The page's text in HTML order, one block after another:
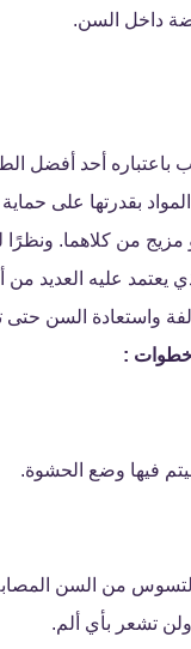
داخل السن.
باعتباره أحد أفضل
بقدرتها على
مزيج من كلاهما.
يعتمد عليه العديد من
واستعادة السن
خطوات :
فيها وضع الحشوة.
من السن
تشعر بأي ألم.